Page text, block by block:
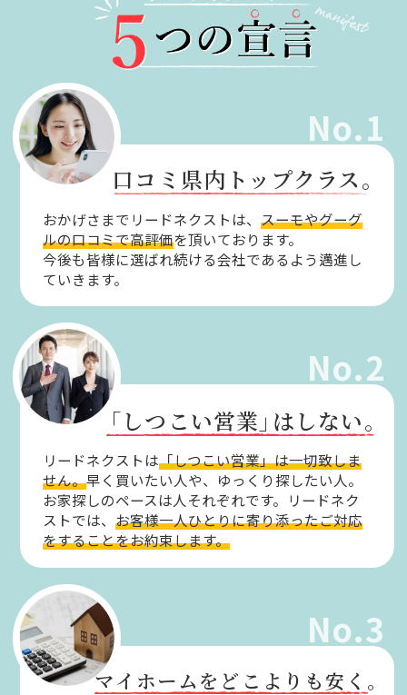
No.1
口コミ県内トップクラス。
おかげさまでリードネクストは、スーモやグーグ
ルの口コミで高評価を頂いております。
今後も皆様に選ばれ続ける会社であるよう邁進し
ていきます。
No.2
「しつこい営業」はしない。
リードネクストは「しつこい営業」は一切致しま
せん。早く買いたい人や、ゆっくり探したい人。
お家探しのペースは人それぞれです。リードネク
ストでは、お客様一人ひとりに寄り添ったご対応
をすることをお約束します。
No.3
マイホームをどこよりも安く。